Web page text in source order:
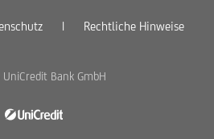
| Rechtliche Hinweise
Bank GmbH